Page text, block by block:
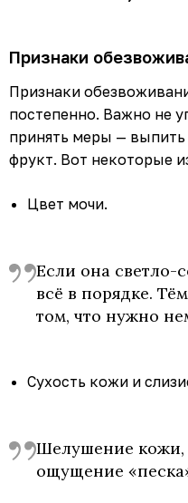
Признаки
Признаки
постепенно. Важно не
принять меры —
фрукт. Вот некоторые
Цвет мочи.
Если она светло-
всё в порядке.
том, что нужно
Сухость кожи и
Шелушение кожи,
ощущение